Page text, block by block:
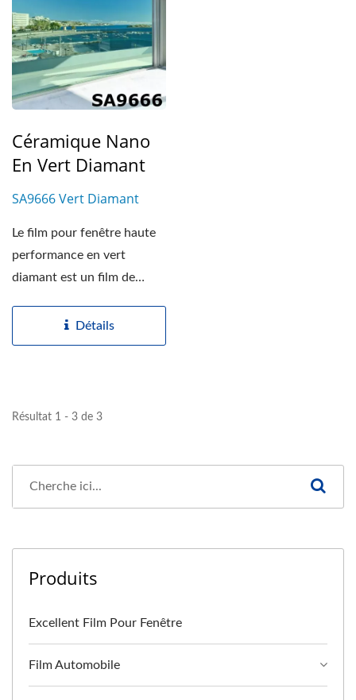
Céramique Nano
En Vert Diamant
SA9666 Vert Diamant
Le film pour fenêtre haute
performance en vert
diamant est un film de
Détails
Résultat 1 - 3 de 3
Produits
Excellent Film Pour Fenêtre
Film Automobile